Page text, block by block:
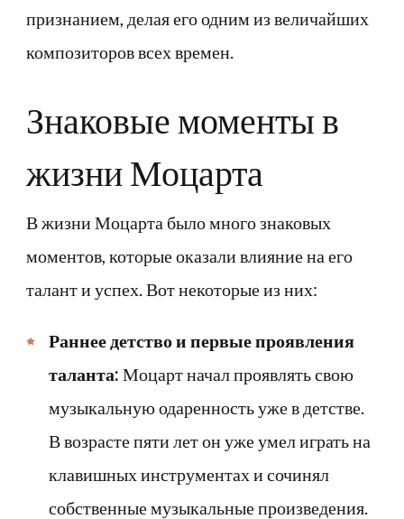
признанием, делая его одним из величайших
композиторов всех времен.
Знаковые моменты в
жизни Моцарта
В жизни Моцарта было много знаковых
моментов, которые оказали влияние на его
талант и успех. Вот некоторые из них:
Раннее детство и первые проявления
таланта: Моцарт начал проявлять свою
музыкальную одаренность уже в детстве.
В возрасте пяти лет он уже умел играть на
клавишных инструментах и сочинял
собственные музыкальные произведения.